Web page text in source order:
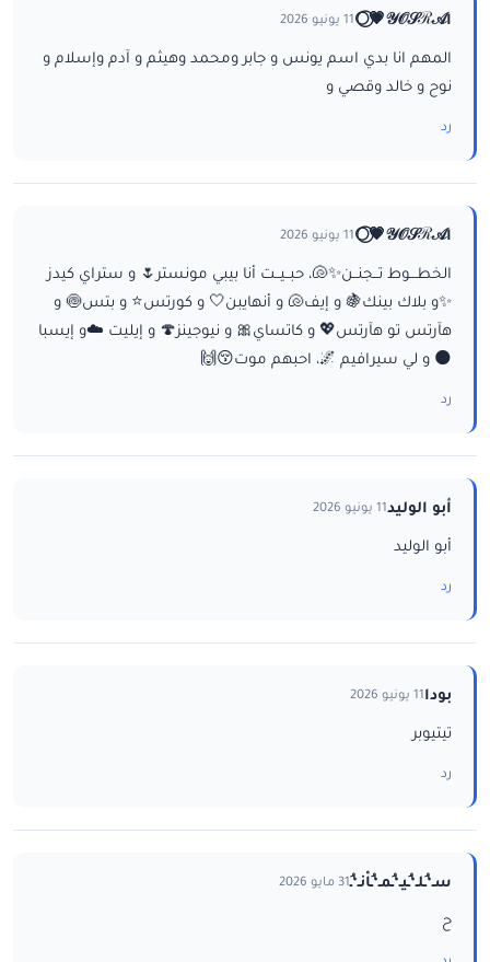
ا𝒴𝒪𝒮ℛ𝒜💗⃝🌕 11 يونيو 2026
المهم انا بدي اسم يونس و جابر ومحمد وهيثم و آدم وإسلام و
نوح و خالد وقصي و
رد
ا𝒴𝒪𝒮ℛ𝒜💗⃝🌕 11 يونيو 2026
الخطـــوط تــجنــن✨🐚، حبــيــت أنا بيبي مونستر🌷 و ستراي كيدز
✨و بلاك بينك🍇 و إيف🐚 و أنهايبن🤍 و كورتس⭐ و بتس🍥 و
هآرتس تو هآرتس💖 و كاتساي🎀 و نيوجينز🍄 و إيليت ☁️و إيسبا
🌑 و لي سيرافيم 🌌، احبهم موت😚🙌
رد
أبو الوليد11 يونيو 2026
أبو الوليد
رد
بودا11 يونيو 2026
تيتيوبر
رد
سـ‘ـُلـ‘ـُيـ‘ـُمـ‘ـُاْنـ‘ـُ31 مايو 2026
ح